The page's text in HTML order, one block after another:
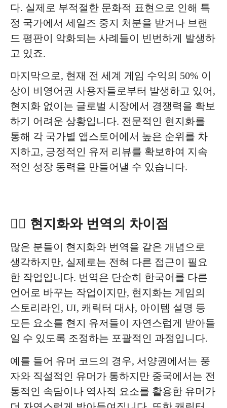
다. 실제로 부적절한 문화적 표현으로 인해 특
정 국가에서 세일즈 중지 처분을 받거나 브랜
드 평판이 악화되는 사례들이 빈번하게 발생하
고 있죠.
마지막으로, 현재 전 세계 게임 수익의 50% 이
상이 비영어권 사용자들로부터 발생하고 있어,
현지화 없이는 글로벌 시장에서 경쟁력을 확보
하기 어려운 상황입니다. 전문적인 현지화를
통해 각 국가별 앱스토어에서 높은 순위를 차
지하고, 긍정적인 유저 리뷰를 확보하여 지속
적인 성장 동력을 만들어낼 수 있습니다.
✍🏻 현지화와 번역의 차이점
많은 분들이 현지화와 번역을 같은 개념으로
생각하지만, 실제로는 전혀 다른 접근이 필요
한 작업입니다. 번역은 단순히 한국어를 다른
언어로 바꾸는 작업이지만, 현지화는 게임의
스토리라인, UI, 캐릭터 대사, 아이템 설명 등
모든 요소를 현지 유저들이 자연스럽게 받아들
일 수 있도록 조정하는 포괄적인 과정입니다.
예를 들어 유머 코드의 경우, 서양권에서는 풍
자와 직설적인 유머가 통하지만 중국에서는 전
통적인 속담이나 역사적 요소를 활용한 유머가